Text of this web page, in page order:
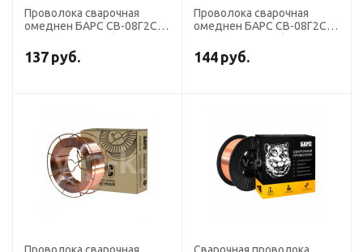
Проволока сварочная
омеднен БАРС СВ-08Г2С
кг D-200) СМС
137 руб.
Проволока сварочная
омеднен БАРС СВ-08Г2С
кг D-200) СМС
144 руб.